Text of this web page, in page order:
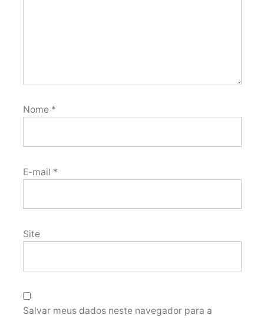
Nome *
E-mail *
Site
Salvar meus dados neste navegador para a